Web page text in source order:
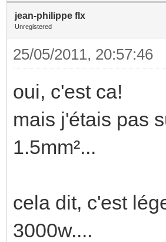
jean-philippe flx
Unregistered
25/05/2011, 20:57:46
oui, c'est ca!
mais j'étais pas
1.5mm²...
cela dit, c'est
3000w....